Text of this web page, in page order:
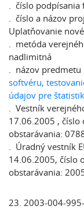
. číslo podpísania
. číslo a názov
Uplatňovanie
. metóda
nadlimitná
. názov predmetu
softvéru,
údajov pre
. Vestník
17.06.2005 , číslo
obstarávania:
. Úradný vestník
14.06.2005, číslo
obstarávania:
23. 2003-004-